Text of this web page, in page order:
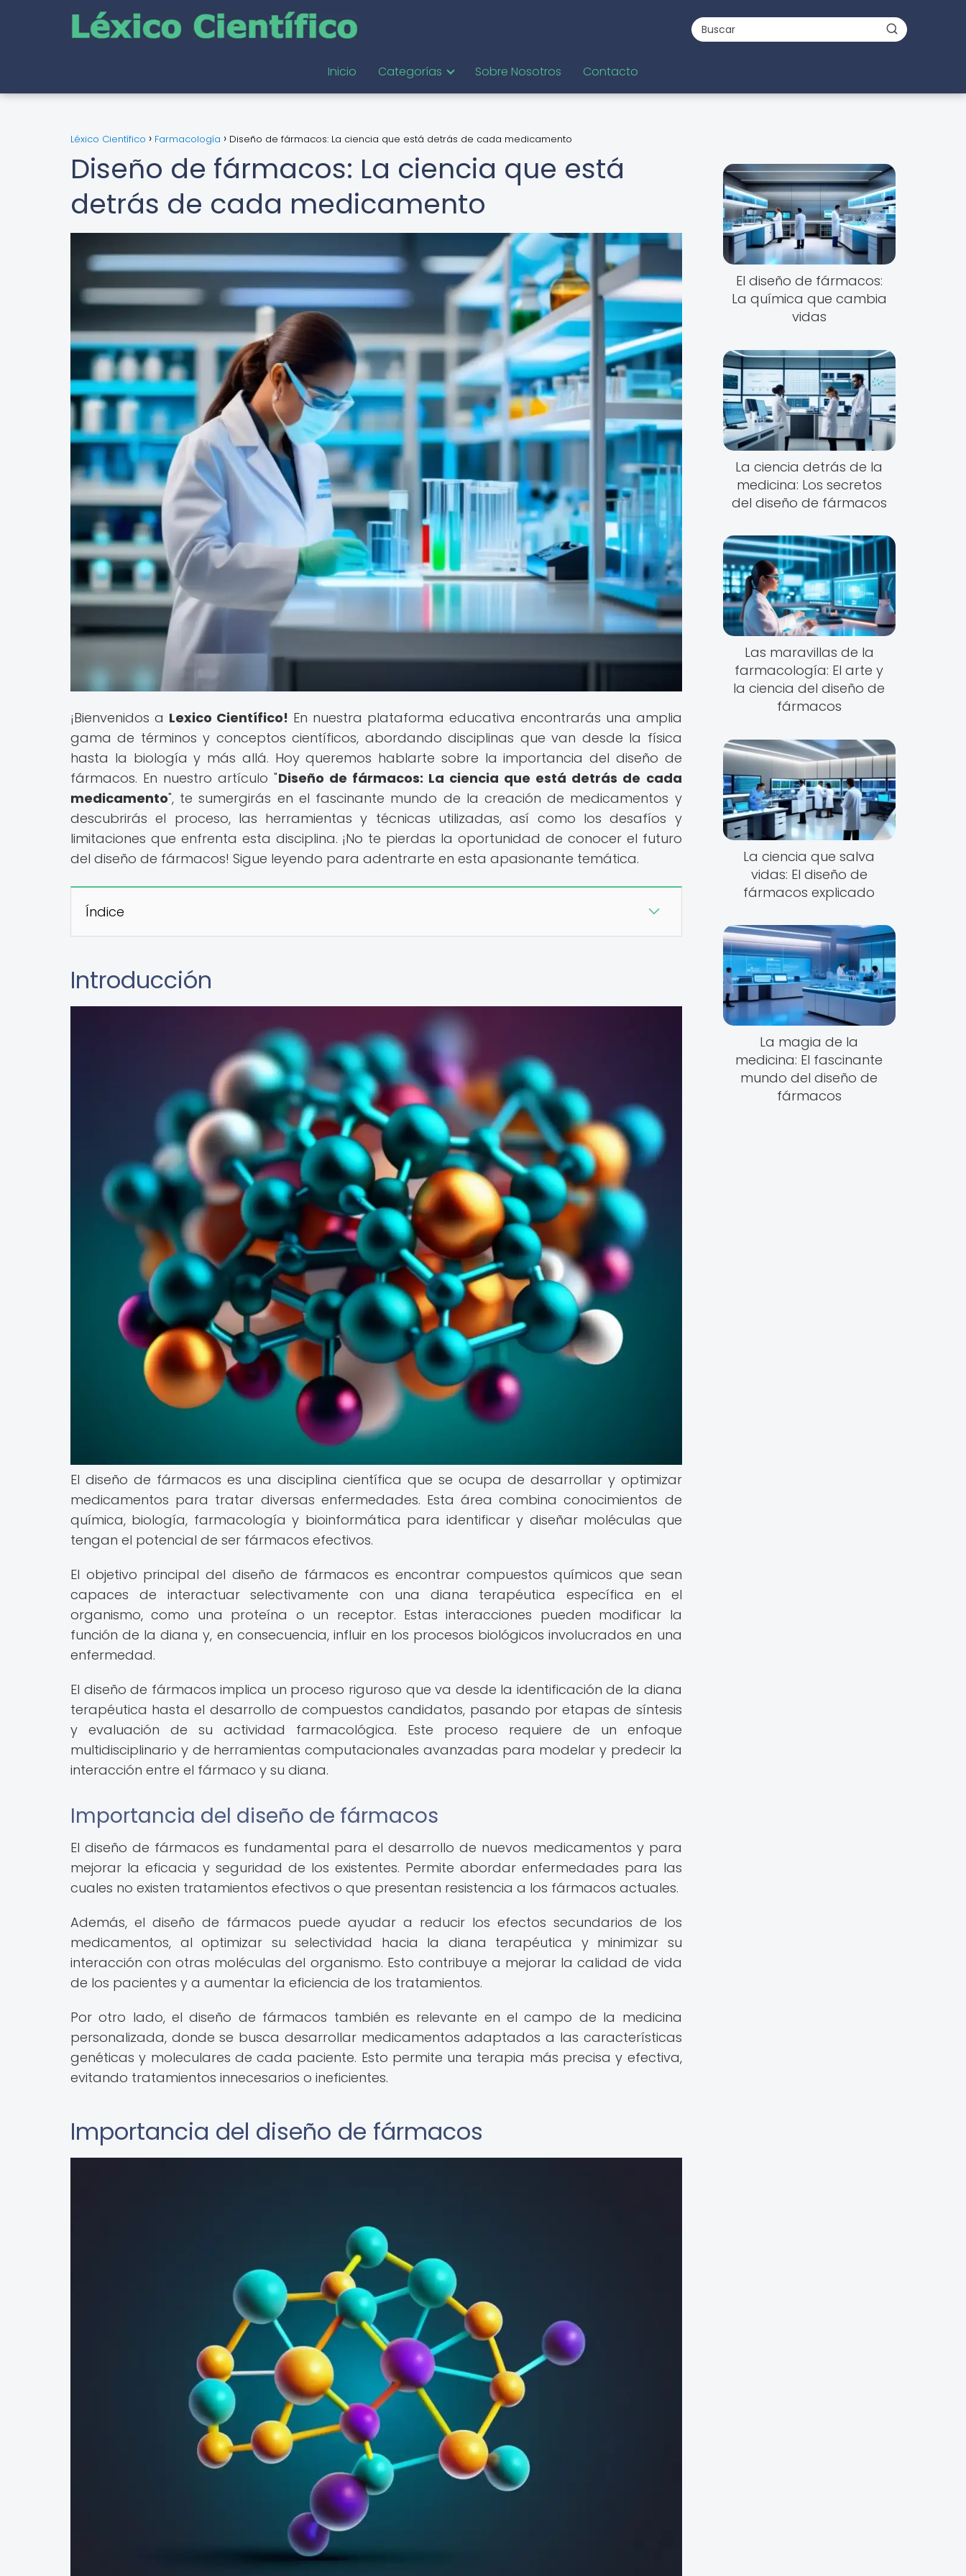
Inicio Categorías Sobre Nosotros Contacto
Léxico Científico Farmacología Diseño de fármacos: La ciencia que está detrás de cada medicamento
Diseño de fármacos: La ciencia que está
detrás de cada medicamento
¡Bienvenidos a Lexico Científico! En nuestra plataforma educativa encontrarás una amplia
gama de términos y conceptos científicos, abordando disciplinas que van desde la física
hasta la biología y más allá. Hoy queremos hablarte sobre la importancia del diseño de
fármacos. En nuestro artículo "Diseño de fármacos: La ciencia que está detrás de cada
medicamento", te sumergirás en el fascinante mundo de la creación de medicamentos y
descubrirás el proceso, las herramientas y técnicas utilizadas, así como los desafíos y
limitaciones que enfrenta esta disciplina. ¡No te pierdas la oportunidad de conocer el futuro
del diseño de fármacos! Sigue leyendo para adentrarte en esta apasionante temática.
Índice
Introducción
El diseño de fármacos es una disciplina científica que se ocupa de desarrollar y optimizar
medicamentos para tratar diversas enfermedades. Esta área combina conocimientos de
química, biología, farmacología y bioinformática para identificar y diseñar moléculas que
tengan el potencial de ser fármacos efectivos.
El objetivo principal del diseño de fármacos es encontrar compuestos químicos que sean
capaces de interactuar selectivamente con una diana terapéutica específica en el
organismo, como una proteína o un receptor. Estas interacciones pueden modificar la
función de la diana y, en consecuencia, influir en los procesos biológicos involucrados en una
enfermedad.
El diseño de fármacos implica un proceso riguroso que va desde la identificación de la diana
terapéutica hasta el desarrollo de compuestos candidatos, pasando por etapas de síntesis
y evaluación de su actividad farmacológica. Este proceso requiere de un enfoque
multidisciplinario y de herramientas computacionales avanzadas para modelar y predecir la
interacción entre el fármaco y su diana.
Importancia del diseño de fármacos
El diseño de fármacos es fundamental para el desarrollo de nuevos medicamentos y para
mejorar la eficacia y seguridad de los existentes. Permite abordar enfermedades para las
cuales no existen tratamientos efectivos o que presentan resistencia a los fármacos actuales.
Además, el diseño de fármacos puede ayudar a reducir los efectos secundarios de los
medicamentos, al optimizar su selectividad hacia la diana terapéutica y minimizar su
interacción con otras moléculas del organismo. Esto contribuye a mejorar la calidad de vida
de los pacientes y a aumentar la eficiencia de los tratamientos.
Por otro lado, el diseño de fármacos también es relevante en el campo de la medicina
personalizada, donde se busca desarrollar medicamentos adaptados a las características
genéticas y moleculares de cada paciente. Esto permite una terapia más precisa y efectiva,
evitando tratamientos innecesarios o ineficientes.
Importancia del diseño de fármacos
El diseño de fármacos:
La química que cambia
vidas
La ciencia detrás de la
medicina: Los secretos
del diseño de fármacos
Las maravillas de la
farmacología: El arte y
la ciencia del diseño de
fármacos
La ciencia que salva
vidas: El diseño de
fármacos explicado
La magia de la
medicina: El fascinante
mundo del diseño de
fármacos